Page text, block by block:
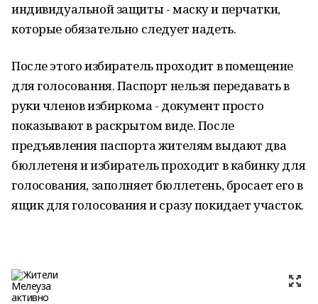
индивидуальной защиты - маску и перчатки,
которые обязательно следует надеть.
После этого избиратель проходит в помещение
для голосования. Паспорт нельзя передавать в
руки членов избиркома - документ просто
показывают в раскрытом виде. После
предъявления паспорта жителям выдают два
бюллетеня и избиратель проходит в кабинку для
голосования, заполняет бюллетень, бросает его в
ящик для голосования и сразу покидает участок.